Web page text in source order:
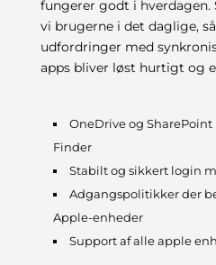
fungerer godt i
vi brugerne i det daglige,
udfordringer med
apps bliver løst hurtigt og
OneDrive og
Finder
Stabilt og sikkert login
Adgangspolitikker der
Apple-enheder
Support af alle apple